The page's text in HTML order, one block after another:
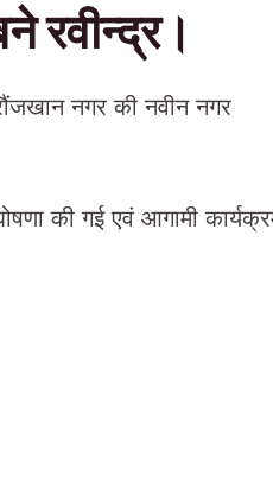
रवीन्द्र।
नगर की नवीन नगर
की गई एवं आगामी